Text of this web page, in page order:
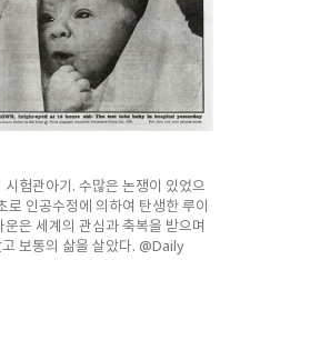
시험관아기. 수많은 논쟁이 있었으
로 인공수정에 의하여 탄생한 루이
운은 세계의 관심과 축복을 받으며
보통의 삶을 살았다. @Daily